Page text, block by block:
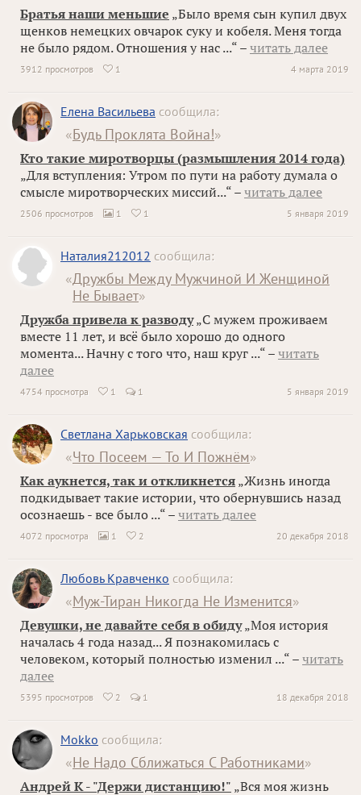
Братья наши меньшие „Было время сын купил двух
щенков немецких овчарок суку и кобеля. Меня тогда
не было рядом. Отношения у нас ...“ – читать далее
4 марта 2019
3912 просмотров  1
Елена Васильева сообщила:
«Будь Проклята Война!»
Кто такие миротворцы (размышления 2014 года)
„Для вступления: Утром по пути на работу думала о
смысле миротворческих миссий...“ – читать далее
5 января 2019
2506 просмотров  1  1
Наталия212012 сообщила:
«Дружбы Между Мужчиной И Женщиной
Не Бывает»
Дружба привела к разводу„С мужем проживаем
вместе 11 лет, и всё было хорошо до одного
момента... Начну с того что, наш круг ...“ – читать
далее
5 января 2019
4754 просмотра  1 1
Светлана Харьковская сообщила:
«Что Посеем — То И Пожнём»
Как аукнется, так и откликнется „Жизнь иногда
подкидывает такие истории, что обернувшись назад
осознаешь - все было ...“ – читать далее
20 декабря 2018
4072 просмотра  1  2
Любовь Кравченко сообщила:
«Муж-Тиран Никогда Не Изменится»
Девушки, не давайте себя в обиду„Моя история
началась 4 года назад... Я познакомилась с
человеком, который полностью изменил ...“ – читать
далее
18 декабря 2018
5395 просмотров  2 1
Mokko сообщила:
«Не Надо Сближаться С Работниками»
Андрей К - "Держи дистанцию!" „Вся моя жизнь